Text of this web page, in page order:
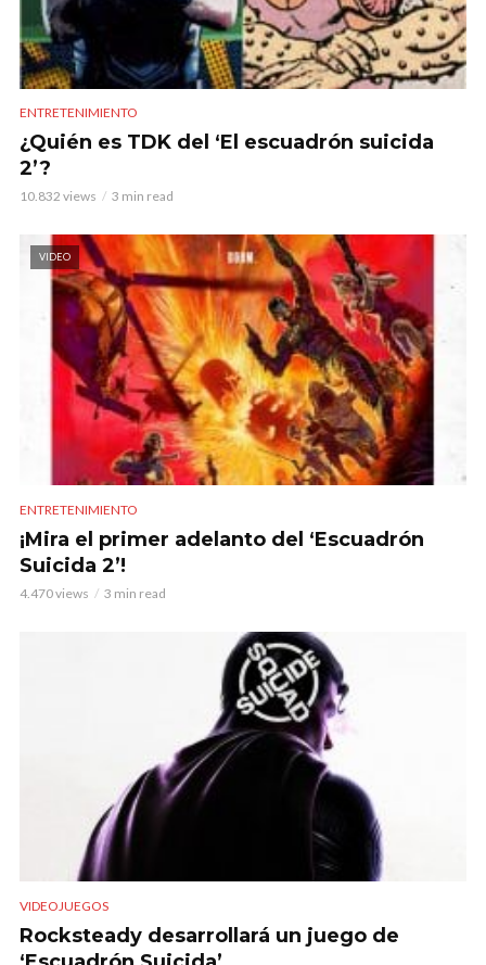
ENTRETENIMIENTO
¿Quién es TDK del ‘El escuadrón suicida
2’?
10.832 views 3 min read
VIDEO
ENTRETENIMIENTO
¡Mira el primer adelanto del ‘Escuadrón
Suicida 2’!
4.470 views 3 min read
VIDEOJUEGOS
Rocksteady desarrollará un juego de